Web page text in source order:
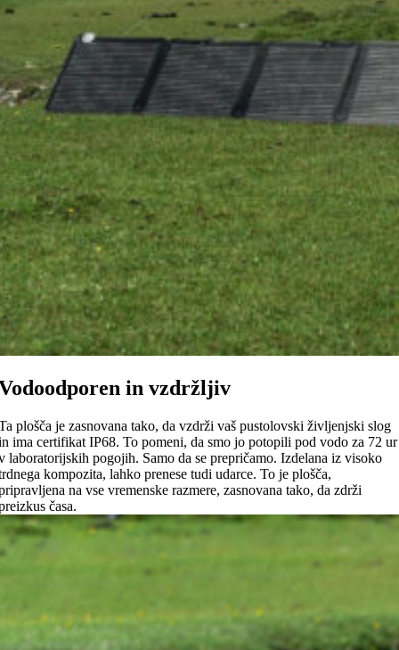
in vzdržljiv
plošča je zasnovana tako, da vzdrži vaš pustolovski življenjski slog
ima certifikat IP68. To pomeni, da smo jo potopili pod vodo za 72 ur
laboratorijskih pogojih. Samo da se prepričamo. Izdelana iz visoko
kompozita, lahko prenese tudi udarce. To je plošča,
na vse vremenske razmere, zasnovana tako, da zdrži
časa.